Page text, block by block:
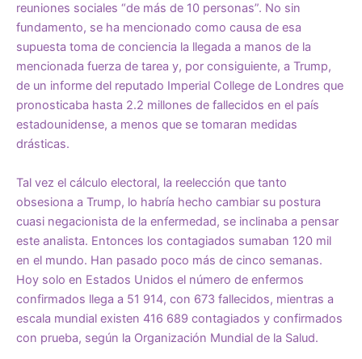
reuniones sociales “de más de 10 personas”. No sin
fundamento, se ha mencionado como causa de esa
supuesta toma de conciencia la llegada a manos de la
mencionada fuerza de tarea y, por consiguiente, a Trump,
de un informe del reputado Imperial College de Londres que
pronosticaba hasta 2.2 millones de fallecidos en el país
estadounidense, a menos que se tomaran medidas
drásticas.
Tal vez el cálculo electoral, la reelección que tanto
obsesiona a Trump, lo habría hecho cambiar su postura
cuasi negacionista de la enfermedad, se inclinaba a pensar
este analista. Entonces los contagiados sumaban 120 mil
en el mundo. Han pasado poco más de cinco semanas.
Hoy solo en Estados Unidos el número de enfermos
confirmados llega a 51 914, con 673 fallecidos, mientras a
escala mundial existen 416 689 contagiados y confirmados
con prueba, según la Organización Mundial de la Salud.